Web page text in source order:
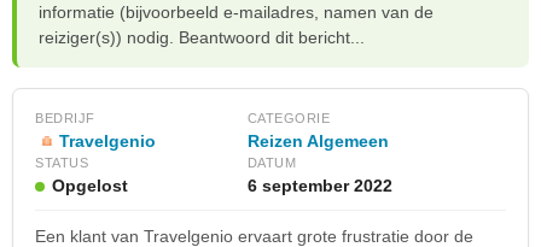
informatie (bijvoorbeeld e-mailadres, namen van de
reiziger(s)) nodig. Beantwoord dit bericht...
BEDRIJF
Travelgenio
CATEGORIE
Reizen Algemeen
STATUS
Opgelost
DATUM
6 september 2022
Een klant van Travelgenio ervaart grote frustratie door de